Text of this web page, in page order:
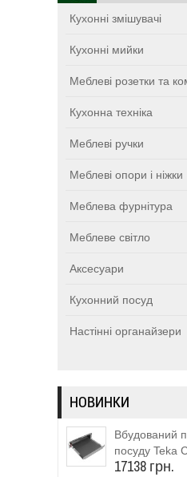
Кухонні змішувачі
Кухонні мийки
Меблеві розетки та
Кухонна техніка
Меблеві ручки
Меблеві опори і ніжки
Меблева фурнітура
Меблеве світло
Аксесуари
Кухонний посуд
Настінні органайзери
НОВИНКИ
Вбудований
посуду Teka
(111600003)
17138 грн.